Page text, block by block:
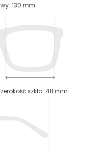
: 130 mm
szkła: 48 mm